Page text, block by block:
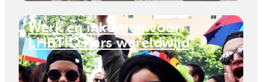
Werk en inkomen voor
LHBTIQ+’ers wereldwijd